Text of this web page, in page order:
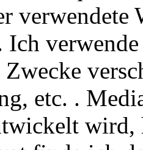
verwendete
Ich
Zwecke
etc. .
wird,